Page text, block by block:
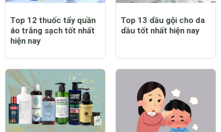
Top 12 thuốc tẩy quần
áo trắng sạch tốt nhất
hiện nay
Top 13 dầu gội cho da
dầu tốt nhất hiện nay